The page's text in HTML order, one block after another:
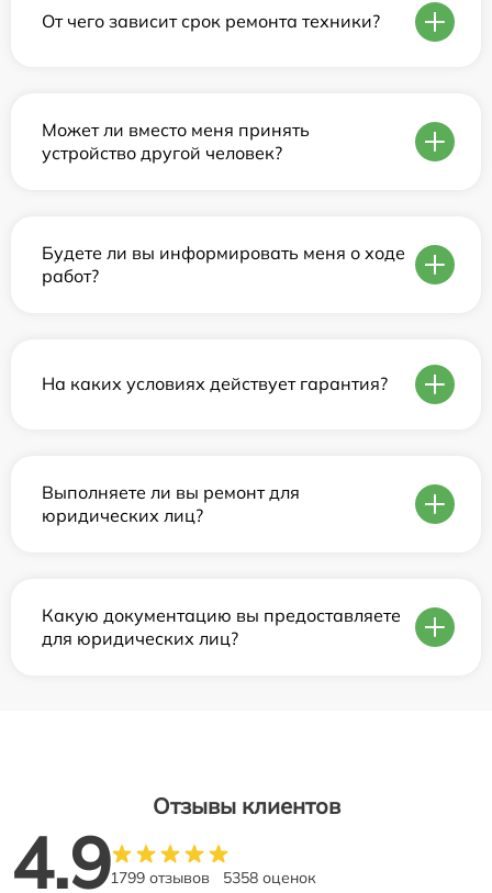
От чего зависит срок ремонта техники?
Может ли вместо меня принять
устройство другой человек?
Будете ли вы информировать меня о ходе
работ?
На каких условиях действует гарантия?
Выполняете ли вы ремонт для
юридических лиц?
Какую документацию вы предоставляете
для юридических лиц?
Отзывы клиентов
4.91799 отзывов 5358 оценок